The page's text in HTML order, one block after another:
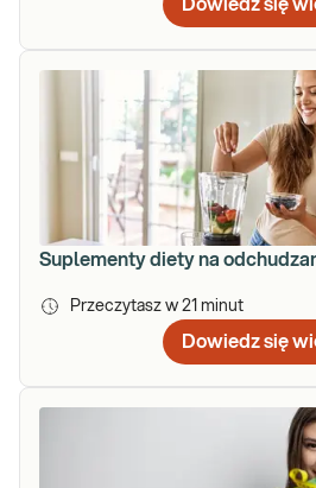
Dowiedz się
Suplementy diety na
Przeczytasz w 21 minut
Dowiedz się